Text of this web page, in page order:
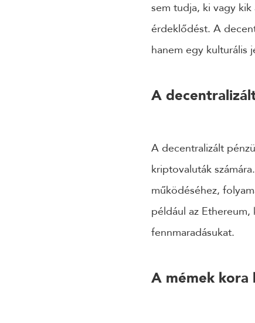
sem tudja, ki vagy
érdeklődést. A
hanem egy kulturális
A
A decentralizált
kriptovaluták
működéséhez,
például az
fennmaradásukat.
A mémek